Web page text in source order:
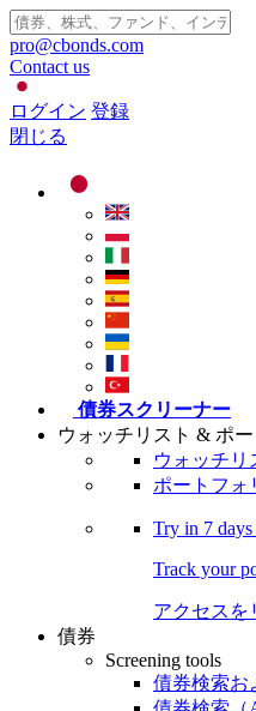
pro@cbonds.com
Contact us
ログイン 登録
閉じる
債券スクリーナー
ウォッチリスト & ポ
ウォッチリ
ポートフォ
Try in 7 days
Track your
アクセスを
債券
Screening tools
債券検索お